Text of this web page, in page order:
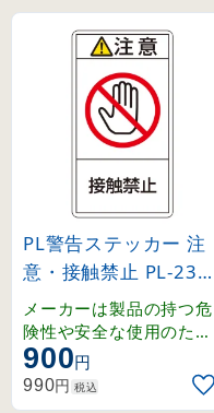
を提供します。
PL警告ステッカー 注
意・接触禁止 PL-235
小 (203235)
メーカーは製品の持つ危
険性や安全な使用のため
の指示に関わる正しい警
告を、ユーザーに提供す
る義務があり、その内容
900円
990円 税込